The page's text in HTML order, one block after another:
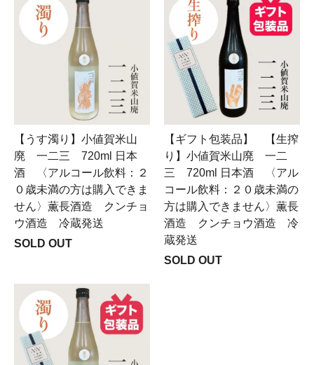
【うす濁り】小値賀米山
廃 一二三 720ml 日本
酒 〈アルコール飲料：２
０歳未満の方は購入できま
せん〉薫長酒造 クンチョ
ウ酒造 冷蔵発送
SOLD OUT
【ギフト包装品】 【生搾
り】小値賀米山廃 一二
三 720ml 日本酒 〈アル
コール飲料：２０歳未満の
方は購入できません〉薫長
酒造 クンチョウ酒造 冷
蔵発送
SOLD OUT